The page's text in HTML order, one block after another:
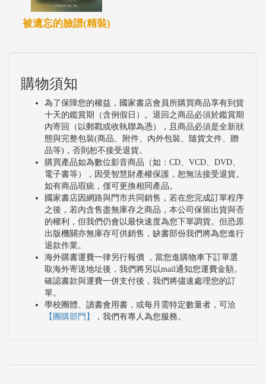
被遺忘的臉譜(精裝)
購物須知
為了保障您的權益，國家書店會員所購買商品享有到貨
十天的鑑賞期（含例假日）。退回之商品必須於鑑賞期
內寄回（以郵戳或收執聯為憑），且商品必須是全新狀
態與完整包裝(商品、附件、內外包裝、隨貨文件、贈
品等)，否則恕不接受退貨。
購買產品如為數位影音商品（如：CD、VCD、DVD、
電子書等），因受智慧財產權保護，恕無法接受退貨。
如有商品瑕疵，僅可更換相同產品。
國家書店因網路與門市共同銷售，若在您完成訂單程序
之後，若內含售盡無庫存之商品，本公司保留出貨與否
的權利，但我們仍會以最快速度為您下單調貨。但恐原
出版機關亦無庫存可供銷售，缺書部份我們將為您進行
退款作業。
海外購書運費一律另行報價 ，當您進購物車下訂單選
取海外寄送地址後，我們將另以mail通知您運費金額。
確認書款與運費一併支付後，我們將儘速處理您的訂
單。
學校團體、讀書會用書，或每月需特定數量者，可洽
【團購部門】
，我們有專人為您服務。